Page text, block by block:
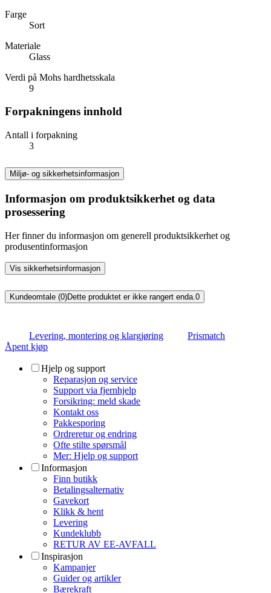
Farge
Sort
Materiale
Glass
Verdi på Mohs hardhetsskala
9
Forpakningens innhold
Antall i forpakning
3
Miljø- og sikkerhetsinformasjon
Informasjon om produktsikkerhet og data
prosessering
Her finner du informasjon om generell produktsikkerhet og
produsentinformasjon
Vis sikkerhetsinformasjon
Kundeomtale (0)Dette produktet er ikke rangert enda. 0
Levering, montering og klargjøring
Prismatch
Åpent kjøp
Hjelp og support
Reparasjon og service
Support via fjernhjelp
Forsikring: meld skade
Kontakt oss
Pakkesporing
Ordreretur og endring
Ofte stilte spørsmål
Mer: Hjelp og support
Informasjon
Finn butikk
Betalingsalternativ
Gavekort
Klikk & hent
Levering
Kundeklubb
RETUR AV EE-AVFALL
Inspirasjon
Kampanjer
Guider og artikler
Bærekraft